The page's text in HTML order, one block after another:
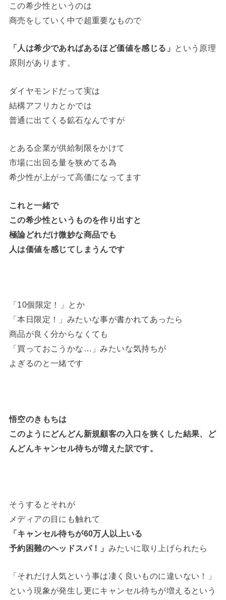
この希少性というのは
商売をしていく中で超重要なもので
「人は希少であればあるほど価値を感じる」
という原理
原則があります。
ダイヤモンドだって実は
結構アフリカとかでは
普通に出てくる鉱石なんですが
とある企業が供給制限をかけて
市場に出回る量を狭めてる為
希少性が上がって高価になってます
これと一緒で
この希少性というものを作り出すと
極論どれだけ微妙な商品でも
人は価値を感じてしまうんです
「10個限定！」とか
「本日限定！」みたいな事が書かれてあったら
商品が良く分からなくても
「買っておこうかな…」みたいな気持ちが
よぎるのと一緒です
悟空のきもちは
このようにどんどん新規顧客の入口を狭くした結果、
ど
んどんキャンセル待ちが増えた訳です。
そうするとそれが
メディアの目にも触れて
「キャンセル待ちが60万人以上いる
予約困難のヘッドスパ！」 みたいに取り上げられたら
「それだけ人気という事は凄く良いものに違いない！」
という現象が発生し更にキャンセル待ちが増えるという